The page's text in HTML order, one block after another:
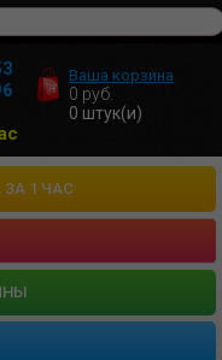
Ваша корзина
0 руб.
0 штук(и)
1 ЧАС